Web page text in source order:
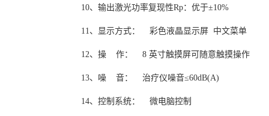
10、输出激光功率复现性Rp：优于±10%
11、 显示方式： 彩色液晶显示屏 中文菜单
12、操 作： 8英寸触摸屏可随意触摸操作
13、 噪 音： 治疗仪噪音≤60dB(A)
14、控制系统： 微电脑控制